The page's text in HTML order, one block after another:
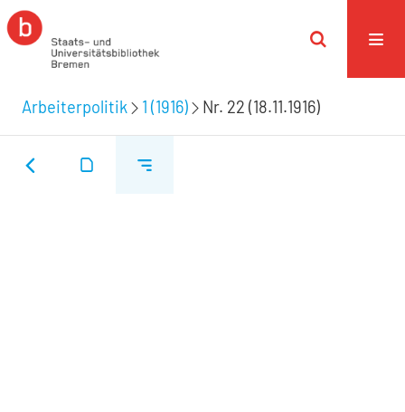
Arbeiterpolitik 1 (1916) Nr. 22 (18.11.1916)